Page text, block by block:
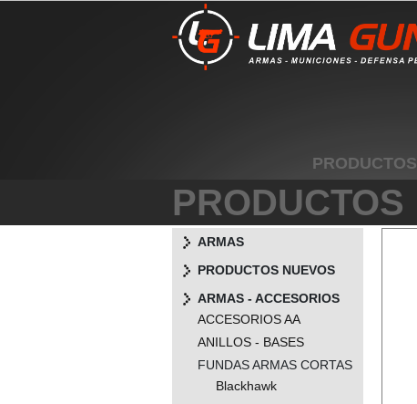
PRODUCTOS
PRODUCTOS
ARMAS
PRODUCTOS NUEVOS
ARMAS - ACCESORIOS
ACCESORIOS AA
ANILLOS - BASES
FUNDAS ARMAS CORTAS
Blackhawk